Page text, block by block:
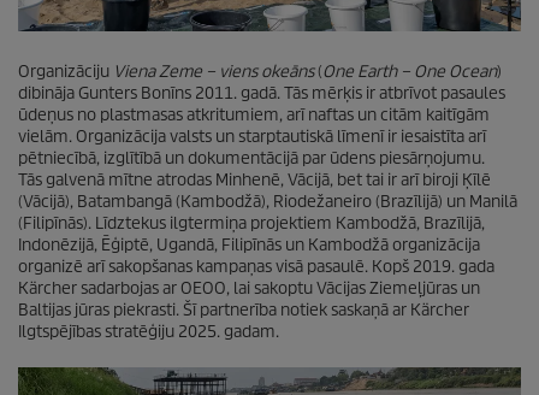
Organizāciju Viena Zeme – viens okeāns(One Earth – One Ocean)
dibināja Gunters Bonīns 2011. gadā. Tās mērķis ir atbrīvot pasaules
ūdeņus no plastmasas atkritumiem, arī naftas un citām kaitīgām
vielām. Organizācija valsts un starptautiskā līmenī ir iesaistīta arī
pētniecībā, izglītībā un dokumentācijā par ūdens piesārņojumu.
Tās galvenā mītne atrodas Minhenē, Vācijā, bet tai ir arī biroji Ķīlē
(Vācijā), Batambangā (Kambodžā), Riodežaneiro (Brazīlijā) un Manilā
(Filipīnās). Līdztekus ilgtermiņa projektiem Kambodžā, Brazīlijā,
Indonēzijā, Ēģiptē, Ugandā, Filipīnās un Kambodžā organizācija
organizē arī sakopšanas kampaņas visā pasaulē. Kopš 2019. gada
Kärcher sadarbojas ar OEOO, lai sakoptu Vācijas Ziemeļjūras un
Baltijas jūras piekrasti. Šī partnerība notiek saskaņā ar Kärcher
Ilgtspējības stratēģiju 2025. gadam.